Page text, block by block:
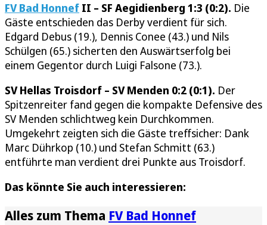
FV Bad Honnef II – SF Aegidienberg 1:3 (0:2). Die
Gäste entschieden das Derby verdient für sich.
Edgard Debus (19.), Dennis Conee (43.) und Nils
Schülgen (65.) sicherten den Auswärtserfolg bei
einem Gegentor durch Luigi Falsone (73.).
SV Hellas Troisdorf – SV Menden 0:2 (0:1). Der
Spitzenreiter fand gegen die kompakte Defensive des
SV Menden schlichtweg kein Durchkommen.
Umgekehrt zeigten sich die Gäste treffsicher: Dank
Marc Dührkop (10.) und Stefan Schmitt (63.)
entführte man verdient drei Punkte aus Troisdorf.
Das könnte Sie auch interessieren:
Alles zum Thema FV Bad Honnef